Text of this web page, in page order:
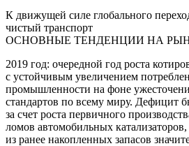
К движущей силе глобального
чистый транспорт
ОСНОВНЫЕ ТЕНДЕНЦИИ НА
2019 год: очередной год роста
с устойчивым увеличением
промышленности на фоне
стандартов по всему миру. Дефицит
за счет роста первичного
ломов автомобильных катализаторов,
из ранее накопленных запасов